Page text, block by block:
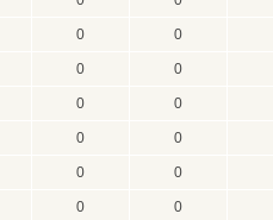
0 0
0 0
0 0
0 0
0 0
0 0